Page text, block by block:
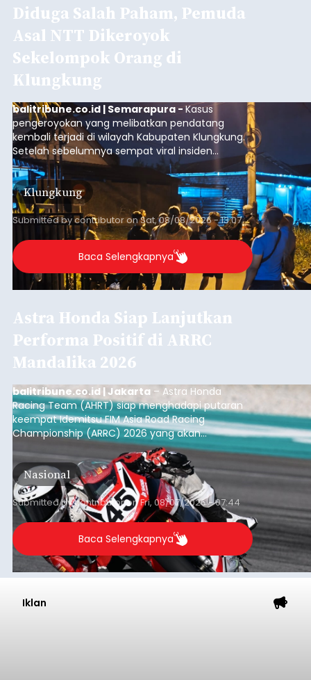
Diduga Salah Paham, Pemuda
Asal NTT Dikeroyok
Sekelompok Orang di
Klungkung
balitribune.co.id | Semarapura -Kasus
pengeroyokan yang melibatkan pendatang
kembali terjadi di wilayah Kabupaten Klungkung.
Setelah sebelumnya sempat viral insiden
keributan di barat Pasar Galiran, peristiwa serupa
kini menimpa seorang pemuda asal Kabupaten
Sumba Barat Daya (SBD), Nusa Tenggara Timur
(NTT).
Klungkung
Submitted bycontributoronSat, 08/08/2026 - 13:07
Baca Selengkapnya
Astra Honda Siap Lanjutkan
Performa Positif di ARRC
Mandalika 2026
balitribune.co.id | Jakarta – Astra Honda
Racing Team (AHRT) siap menghadapi putaran
keempat Idemitsu FIM Asia Road Racing
Championship (ARRC) 2026 yang akan
berlangsung di Pertamina Mandalika
International Circuit, Lombok, Nusa Tenggara
Barat, pada 7–9 Agustus 2026.
Nasional
Submitted bycontributoronFri, 08/07/2026 - 07:44
Baca Selengkapnya
Iklan